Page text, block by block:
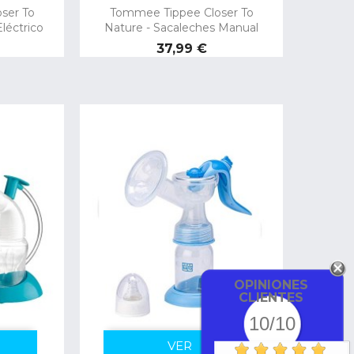
To
Tommee Tippee Closer To
Nature - Sacaleches Manual
Precio
37,99 €
VER
OPINIONES
CLIENTES
10/10